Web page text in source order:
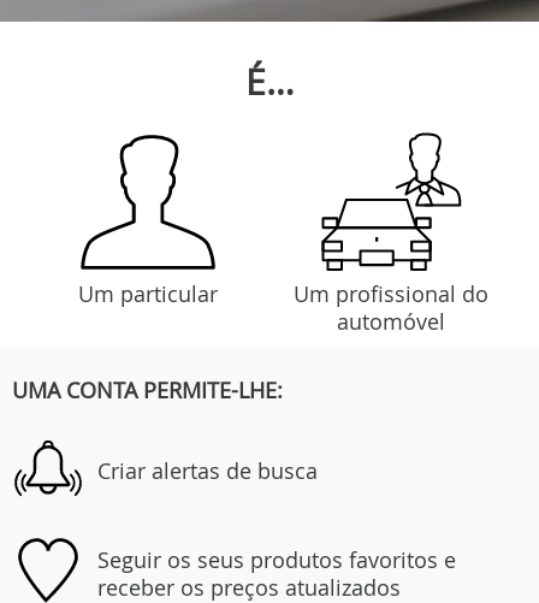
É…
Um particular
Um profissional do
automóvel
UMA CONTA PERMITE-LHE:
Criar alertas de busca
Seguir os seus produtos favoritos e
receber os preços atualizados